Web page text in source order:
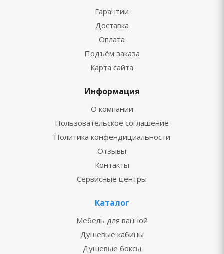
Гарантии
Доставка
Оплата
Подъём заказа
Карта сайта
Информация
О компании
Пользовательское соглашение
Политика конфендициальности
Отзывы
Контакты
Сервисные центры
Каталог
Мебель для ванной
Душевые кабины
Душевые боксы